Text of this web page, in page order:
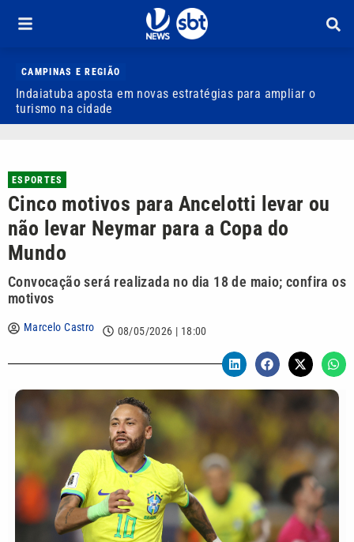
CAMPINAS E REGIÃO
Indaiatuba aposta em novas estratégias para ampliar o
turismo na cidade
ESPORTES
Cinco motivos para Ancelotti levar ou
não levar Neymar para a Copa do
Mundo
Convocação será realizada no dia 18 de maio; confira os
motivos
Marcelo Castro 08/05/2026 | 18:00